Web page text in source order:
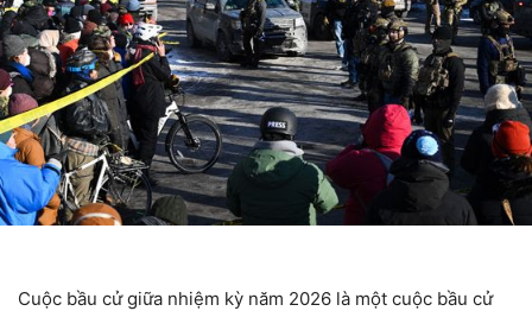
Cuộc bầu cử giữa nhiệm kỳ năm 2026 là một cuộc bầu cử